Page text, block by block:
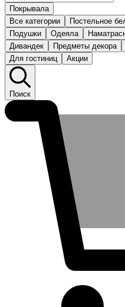
Покрывала
Все категории
Постельное
Подушки
Одеяла
Дивандек
Предметы декора
Для гостиниц
Акции
Поиск